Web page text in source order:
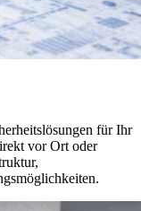
für Ihr
vor Ort oder